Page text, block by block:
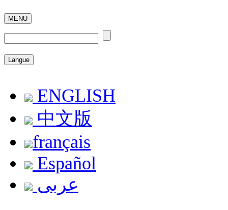
MENU
Langue
ENGLISH
中文版
français
Español
عربى